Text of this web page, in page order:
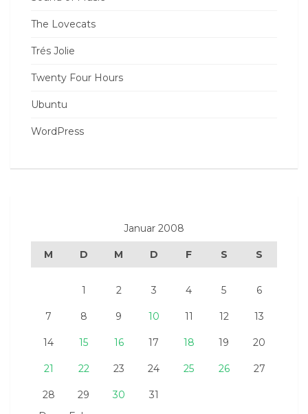
The Lovecats
Trés Jolie
Twenty Four Hours
Ubuntu
WordPress
Januar 2008
M D M D F S S
1 2 3 4 5 6
7 8 9 10 11 12 13
14 15 16 17 18 19 20
21 22 23 24 25 26 27
28 29 30
31